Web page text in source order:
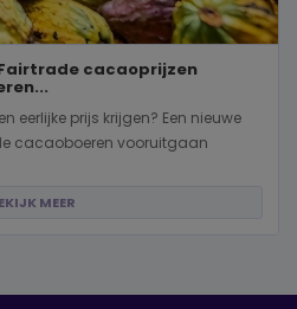
cacaoprijzen
eerlijke prijs krijgen? Een nieuwe
cacaoboeren vooruitgaan
MEER